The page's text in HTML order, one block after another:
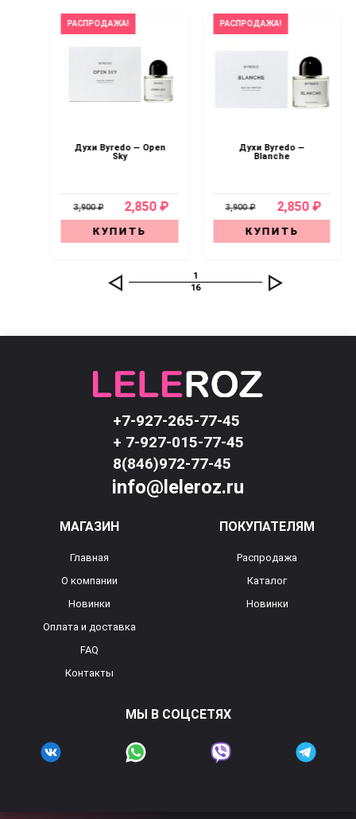
РАСПРОДАЖА!
Духи Byredo — Open
Sky
3,900 ₽ 2,850 ₽
КУПИТЬ
РАСПРОДАЖА!
Духи Byredo —
Blanche
3,900 ₽ 2,850 ₽
КУПИТЬ
1
16
+7-927-265-77-45
+ 7-927-015-77-45
8(846)972-77-45
info@leleroz.ru
МАГАЗИН
Главная
О компании
Новинки
Оплата и доставка
FAQ
Контакты
ПОКУПАТЕЛЯМ
Распродажа
Каталог
Новинки
МЫ В СОЦСЕТЯХ